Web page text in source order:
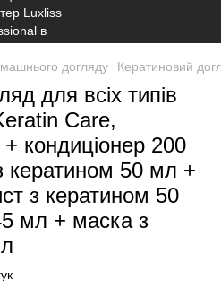
догляду Кератиновий
для всіх типів
Care,
кондиціонер 200
кератином 50 мл +
з кератином 50
мл + маска з